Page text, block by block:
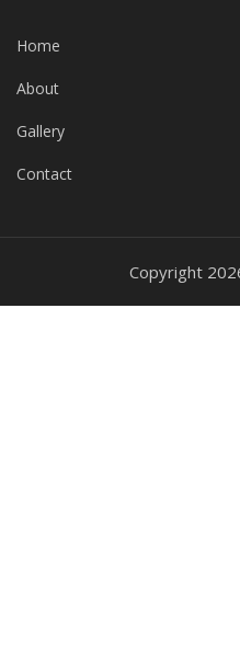
Home
About
Gallery
Contact
Copyright